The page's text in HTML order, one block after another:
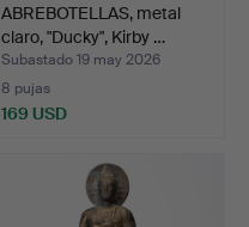
ABREBOTELLAS, metal
claro, "Ducky", Kirby …
Subastado 19 may 2026
8 pujas
169 USD